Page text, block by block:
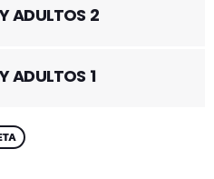
ADULTOS 1
ADULTOS 2